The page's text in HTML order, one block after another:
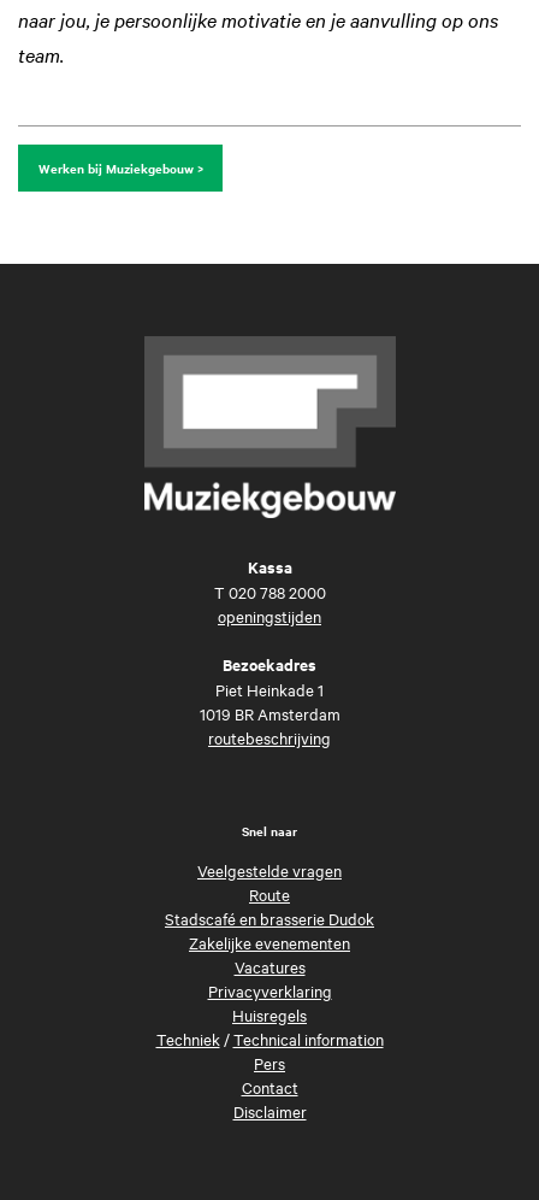
naar jou, je persoonlijke motivatie en je aanvulling op ons
team.
Werken bij Muziekgebouw >
Kassa
T 020 788 2000
openingstijden
Bezoekadres
Piet Heinkade 1
1019 BR Amsterdam
routebeschrijving
Snel naar
Veelgestelde vragen
Route
Stadscafé en brasserie Dudok
Zakelijke evenementen
Vacatures
Privacyverklaring
Huisregels
Techniek/Technical information
Pers
Contact
Disclaimer